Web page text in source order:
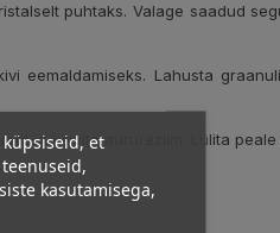
puhtaks. Valage saadud
eemaldamiseks. Lahusta
ja käivita aurureziim. Lülita
et
kasutamisega,